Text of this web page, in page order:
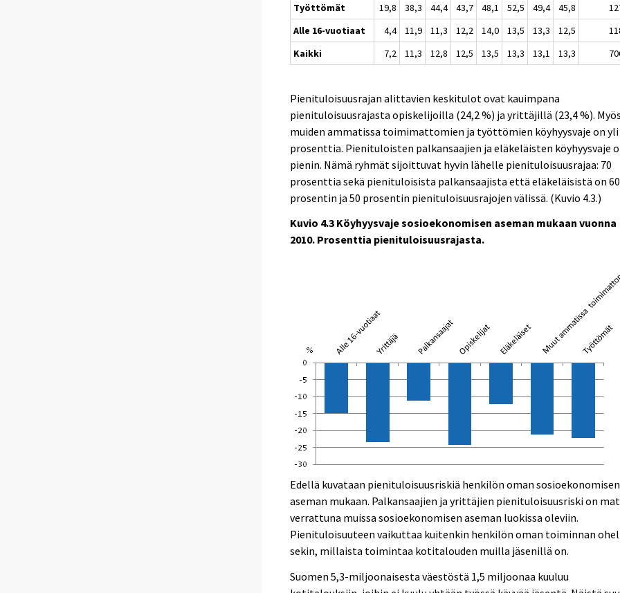
Työttömät
19,8 38,3 44,4 43,7 48,1 52,5 49,4 45,8
Alle 16-vuotiaat
4,4 11,9 11,3 12,2 14,0 13,5 13,3 12,5
Kaikki
7,2 11,3 12,8 12,5 13,5 13,3 13,1 13,3
Pienituloisuusrajan alittavien keskitulot ovat kauimpana
pienituloisuusrajasta opiskelijoilla (24,2 %) ja yrittäjillä (23,4 %). Myös
muiden ammatissa toimimattomien ja työttömien köyhyysvaje on yli
prosenttia. Pienituloisten palkansaajien ja eläkeläisten köyhyysvaje
pienin. Nämä ryhmät sijoittuvat hyvin lähelle pienituloisuusrajaa: 70
prosenttia sekä pienituloisista palkansaajista että eläkeläisistä on 60
prosentin ja 50 prosentin pienituloisuusrajojen välissä. (Kuvio 4.3.)
Kuvio 4.3 Köyhyysvaje sosioekonomisen aseman mukaan vuonna
2010. Prosenttia pienituloisuusrajasta.
Edellä kuvataan pienituloisuusriskiä henkilön oman sosioekonomisen
aseman mukaan. Palkansaajien ja yrittäjien pienituloisuusriski on
verrattuna muissa sosioekonomisen aseman luokissa oleviin.
Pienituloisuuteen vaikuttaa kuitenkin henkilön oman toiminnan
sekin, millaista toimintaa kotitalouden muilla jäsenillä on.
Suomen 5,3-miljoonaisesta väestöstä 1,5 miljoonaa kuuluu